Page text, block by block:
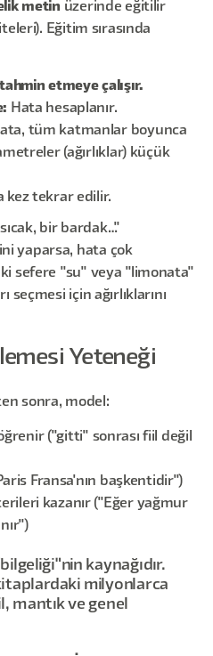
metin üzerinde eğitilir
Eğitim sırasında
etmeye çalışır.
Hata hesaplanır.
tüm katmanlar boyunca
(ağırlıklar) küçük
kez tekrar edilir.
bir bardak…"
yaparsa, hata çok
sefere "su" veya "limonata"
seçmesi için ağırlıklarını
Yeteneği
sonra, model:
("gitti" sonrası fiil değil
Fransa'nın başkentidir")
kazanır ("Eğer yağmur
kaynağıdır.
milyonlarca
mantık ve genel